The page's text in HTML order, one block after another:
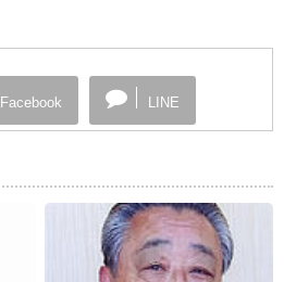
Facebook LINE